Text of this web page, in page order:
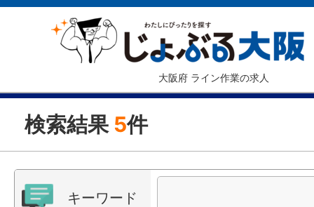
大阪府 ライン作業の求人
検索結果 5件
キーワード